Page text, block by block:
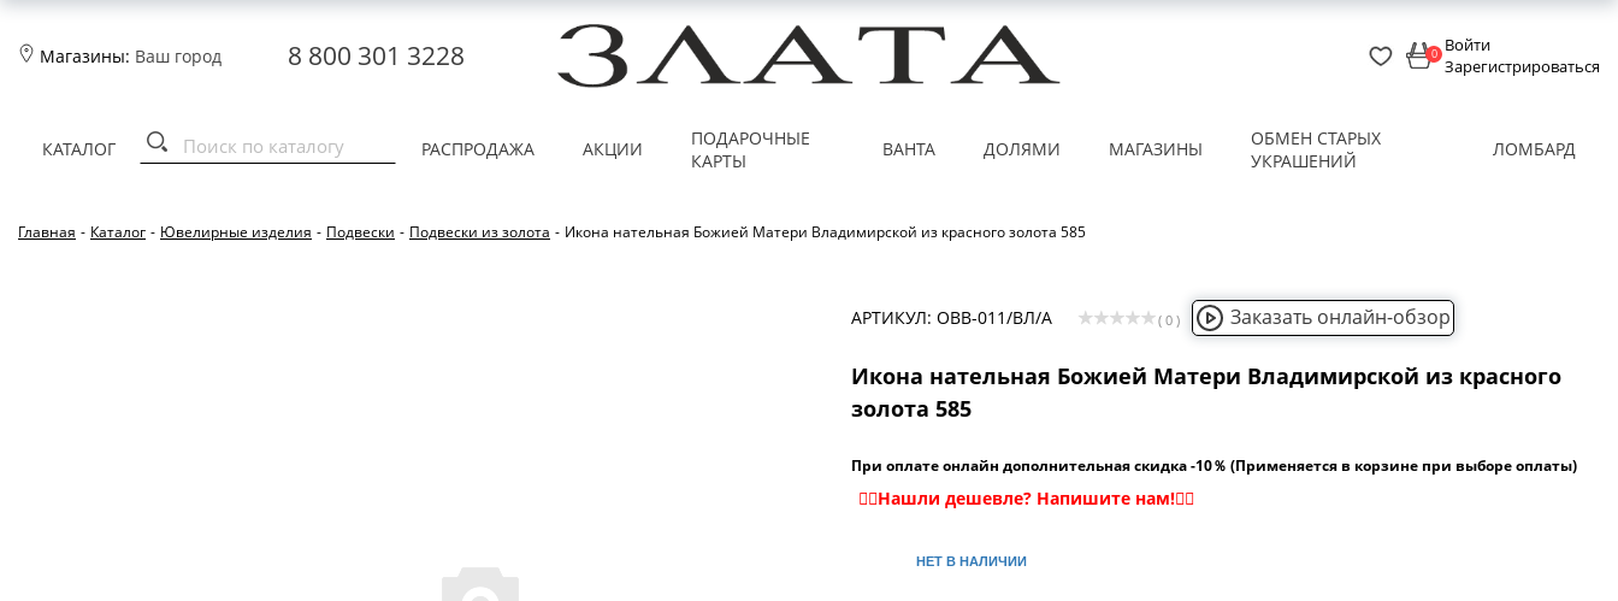
Магазины: Ваш город 8 800 301 3228 0 Войти
Зарегистрироваться
КАТАЛОГ РАСПРОДАЖА АКЦИИ
ПОДАРОЧНЫЕ
КАРТЫ
ВАНТА ДОЛЯМИ МАГАЗИНЫ
ОБМЕН СТАРЫХ
УКРАШЕНИЙ
ЛОМБАРД
Главная - Каталог - Ювелирные изделия - Подвески - Подвески из золота - Икона нательная Божией Матери Владимирской из красного золота 585
АРТИКУЛ: ОВВ-011/ВЛ/А ( 0 ) Заказать онлайн-обзор
Икона нательная Божией Матери Владимирской из красного
золота 585
При оплате онлайн дополнительная скидка -10％ (Применяется в корзине при выборе оплаты)
НЕТ В НАЛИЧИИ